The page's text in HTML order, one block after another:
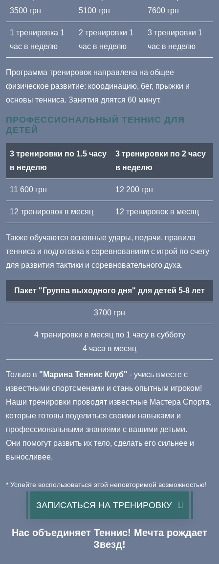
3500 грн
5100 грн
7600 грн
1 тренировка 1
час в неделю
2 тренировки 1
час в неделю
3 тренировки 1
час в неделю
Программа тренировок направлена на общее
физическое развитие: координацию, бег, прыжки и
основы тенниса. Занятия длятся 60 минут.
ПРОФЕССИОНАЛЬНЫЙ ТЕННИС ДЛЯ
ДЕТЕЙ
3 тренировки по 1.5 часу
в неделю
3 тренировки по 2 часу
в неделю
11 600 грн 12 200 грн
12 тренировок в месяц 12 тренировок в месяц
Также обучаются основные удары, подачи, правила
тенниса и подготовка к соревнованиям с игрой по счету
для развития тактики и соревновательного духа.
Пакет "Группа выходного дня" для детей 5-8 лет
3700 грн
4 тренировки в месяц по 1 часу в субботу
4 часа в месяц
Только в "Марина Теннис Клуб" - учись вместе с
известными спортсменами и стань опытным игроком!
Наши тренировки проводят известные Мастера Спорта,
которые готовы поделиться своими навыками и
профессиональными знаниями с вашими детьми.
Они помогут развить их тело, сделать его сильнее и
выносливее.
* Успейте воспользоваться этой неповторимой возможностью!
ЗАПИСАТЬСЯ НА ТРЕНИРОВКУ
Нас объединяет Теннис! Мечта рождает
Звезд!